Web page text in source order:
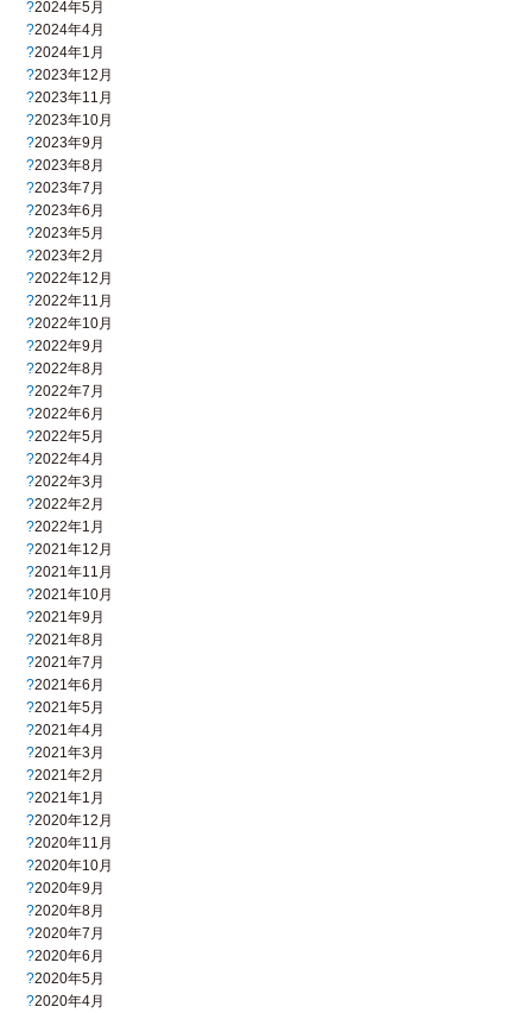
2024年5月
2024年4月
2024年1月
2023年12月
2023年11月
2023年10月
2023年9月
2023年8月
2023年7月
2023年6月
2023年5月
2023年2月
2022年12月
2022年11月
2022年10月
2022年9月
2022年8月
2022年7月
2022年6月
2022年5月
2022年4月
2022年3月
2022年2月
2022年1月
2021年12月
2021年11月
2021年10月
2021年9月
2021年8月
2021年7月
2021年6月
2021年5月
2021年4月
2021年3月
2021年2月
2021年1月
2020年12月
2020年11月
2020年10月
2020年9月
2020年8月
2020年7月
2020年6月
2020年5月
2020年4月